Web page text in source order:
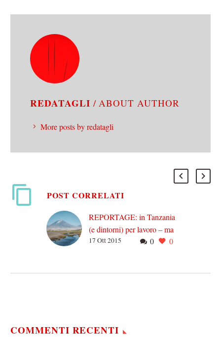
REDATAGLI / ABOUT AUTHOR
More posts by redatagli
POST CORRELATI
REPORTAGE: in Tanzania
(e dintorni) per lavoro – ma
anche no
0 0
17 Ott 2015
COMMENTI RECENTI